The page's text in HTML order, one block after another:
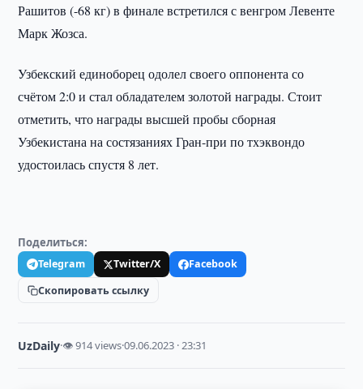
Рашитов (-68 кг) в финале встретился с венгром Левенте
Марк Жозса.
Узбекский единоборец одолел своего оппонента со
счётом 2:0 и стал обладателем золотой награды. Стоит
отметить, что награды высшей пробы сборная
Узбекистана на состязаниях Гран-при по тхэквондо
удостоилась спустя 8 лет.
Поделиться:
Telegram Twitter/X
Facebook
Скопировать ссылку
UzDaily·👁 914 views·09.06.2023 · 23:31